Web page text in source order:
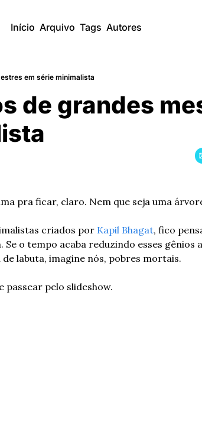
Início Arquivo Tags Autores
em série minimalista
de grandes
pra ficar, claro. Nem que seja uma
criados por Kapil Bhagat, fico
o tempo acaba reduzindo esses gênios
labuta, imagine nós, pobres mortais.
passear pelo slideshow.